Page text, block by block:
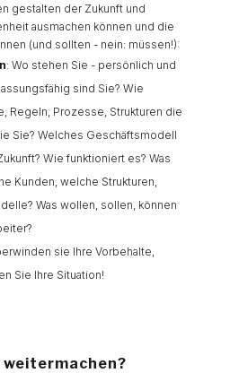
gestalten der Zukunft und
ausmachen können und die
(und sollten - nein: müssen!):
: Wo stehen Sie - persönlich und
sind Sie? Wie
Regeln, Prozesse, Strukturen die
Sie? Welches Geschäftsmodell
Wie funktioniert es? Was
Kunden, welche Strukturen,
Was wollen, sollen, können
sie Ihre Vorbehalte,
Sie Ihre Situation!